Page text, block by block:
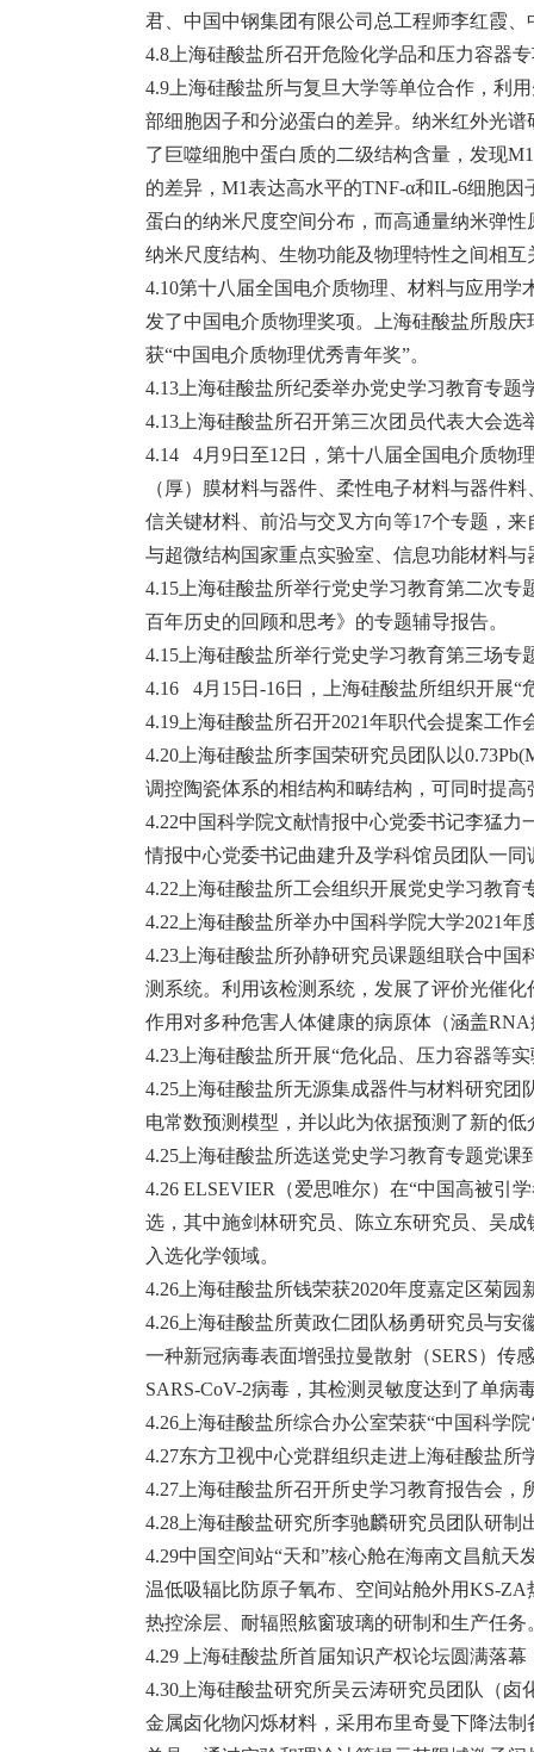
君、中国中钢集团有限公司总工程师李红霞
4.8上海硅酸盐所召开危险化学品和压力容器
4.9上海硅酸盐所与复旦大学等单位合作，利
部细胞因子和分泌蛋白的差异。纳米红外光
了巨噬细胞中蛋白质的二级结构含量，发现
的差异，M1表达高水平的TNF-α和IL-6细胞
蛋白的纳米尺度空间分布，而高通量纳米弹
纳米尺度结构、生物功能及物理特性之间相互
4.10第十八届全国电介质物理、材料与应用
发了中国电介质物理奖项。上海硅酸盐所殷
获“中国电介质物理优秀青年奖”。
4.13上海硅酸盐所纪委举办党史学习教育专题
4.13上海硅酸盐所召开第三次团员代表大会选
4.14 4月9日至12日，第十八届全国电介质物
（厚）膜材料与器件、柔性电子材料与器件
信关键材料、前沿与交叉方向等17个专题，
与超微结构国家重点实验室、信息功能材料
4.15上海硅酸盐所举行党史学习教育第二次
百年历史的回顾和思考》的专题辅导报告。
4.15上海硅酸盐所举行党史学习教育第三场专
4.16 4月15日-16日，上海硅酸盐所组织开展“
4.19上海硅酸盐所召开2021年职代会提案工作
4.20上海硅酸盐所李国荣研究员团队以
调控陶瓷体系的相结构和畴结构，可同时提
4.22中国科学院文献情报中心党委书记李猛
情报中心党委书记曲建升及学科馆员团队一同
4.22上海硅酸盐所工会组织开展党史学习教育
4.22上海硅酸盐所举办中国科学院大学2021年
4.23上海硅酸盐所孙静研究员课题组联合中
测系统。利用该检测系统，发展了评价光催
作用对多种危害人体健康的病原体（涵盖
4.23上海硅酸盐所开展“危化品、压力容器等实
4.25上海硅酸盐所无源集成器件与材料研究
电常数预测模型，并以此为依据预测了新的低
4.25上海硅酸盐所选送党史学习教育专题党课
4.26 ELSEVIER（爱思唯尔）在“中国高被引
选，其中施剑林研究员、陈立东研究员、吴
入选化学领域。
4.26上海硅酸盐所钱荣获2020年度嘉定区菊园
4.26上海硅酸盐所黄政仁团队杨勇研究员与
一种新冠病毒表面增强拉曼散射（SERS）传
SARS-CoV-2病毒，其检测灵敏度达到了单病毒
4.26上海硅酸盐所综合办公室荣获“中国科学院
4.27东方卫视中心党群组织走进上海硅酸盐所
4.27上海硅酸盐所召开所史学习教育报告会，
4.28上海硅酸盐研究所李驰麟研究员团队研制
4.29中国空间站“天和”核心舱在海南文昌航
温低吸辐比防原子氧布、空间站舱外用KS-
热控涂层、耐辐照舷窗玻璃的研制和生产任务
4.29 上海硅酸盐所首届知识产权论坛圆满落
4.30上海硅酸盐研究所吴云涛研究员团队（
金属卤化物闪烁材料，采用布里奇曼下降法